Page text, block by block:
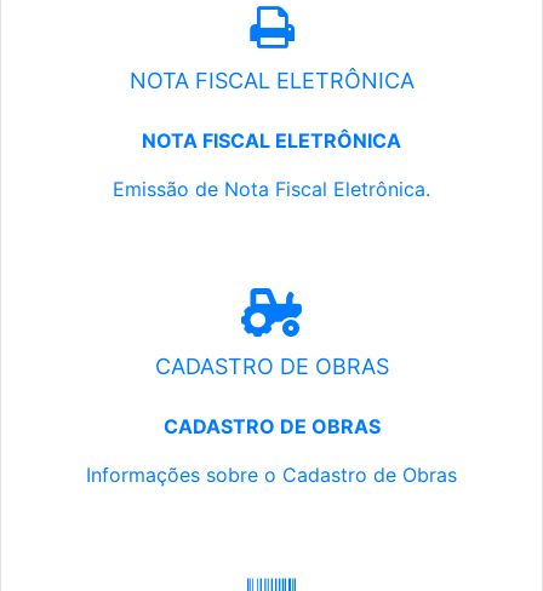
NOTA FISCAL ELETRÔNICA
NOTA FISCAL ELETRÔNICA
Emissão de Nota Fiscal Eletrônica.
CADASTRO DE OBRAS
CADASTRO DE OBRAS
Informações sobre o Cadastro de Obras